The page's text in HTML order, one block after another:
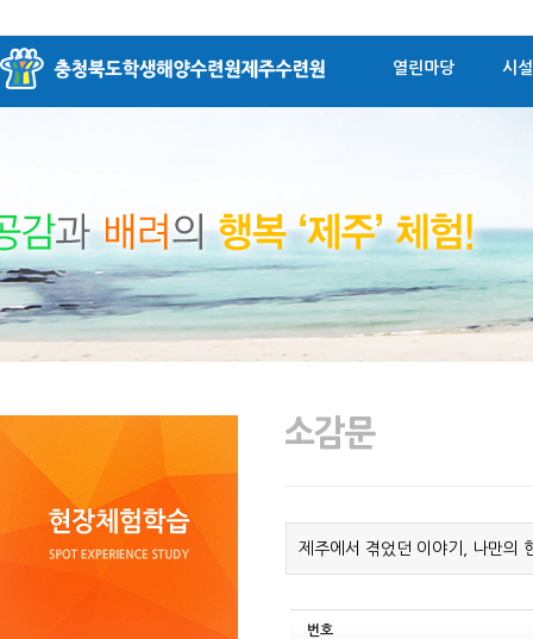
열린마당 시
제주에서 겪었던 이야기, 나만의
번호